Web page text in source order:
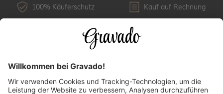
100% Käuferschutz Kauf auf Rechnung
Über uns
Versandarten